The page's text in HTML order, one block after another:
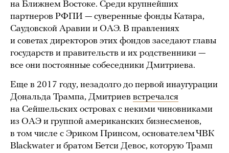
на Ближнем Востоке. Среди крупнейших
партнеров РФПИ — суверенные фонды Катара,
Саудовской Аравии и ОАЭ. В правлениях
и советах директоров этих фондов заседают главы
государств и правительств и их родственники —
все они постоянные собеседники Дмитриева.
Еще в 2017 году, незадолго до первой инаугурации
Дональда Трампа, Дмитриев встречался
на Сейшельских островах с некими чиновниками
из ОАЭ и группой американских бизнесменов,
в том числе с Эриком Принсом, основателем ЧВК
Blackwater и братом Бетси Девос, которую Трамп